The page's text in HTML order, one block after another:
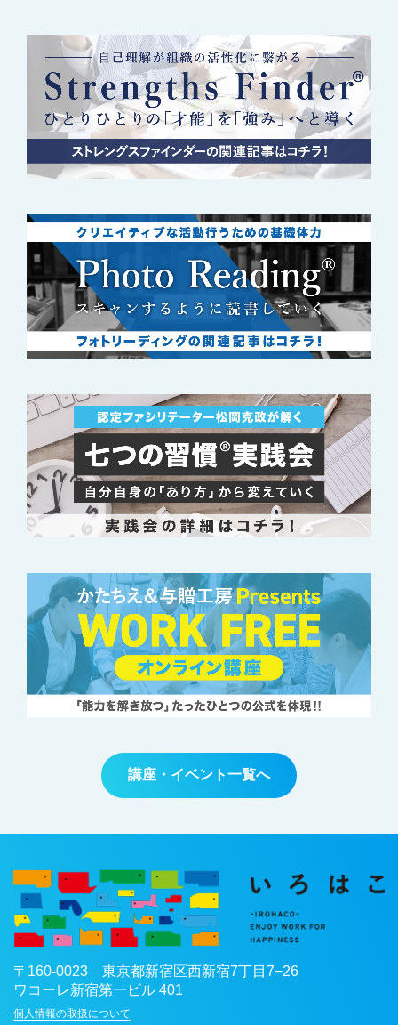
講座・イベント一覧へ
〒 160-0023 東京都新宿区西新宿7丁目7−26
ワコーレ新宿第一ビル 401
個人情報の取扱について